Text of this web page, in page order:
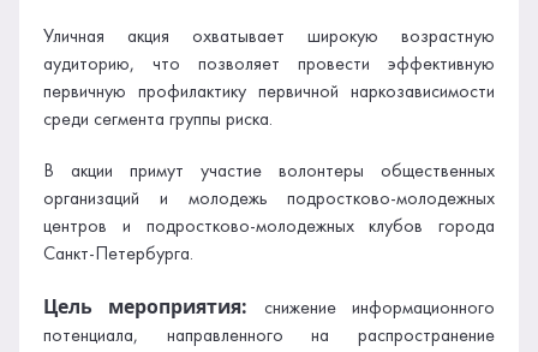
Уличная акция охватывает широкую возрастную
аудиторию, что позволяет провести эффективную
первичную профилактику первичной наркозависимости
среди сегмента группы риска.
В акции примут участие волонтеры общественных
организаций и молодежь подростково-молодежных
центров и подростково-молодежных клубов города
Санкт-Петербурга.
Цель мероприятия: снижение информационного
потенциала, направленного на распространение